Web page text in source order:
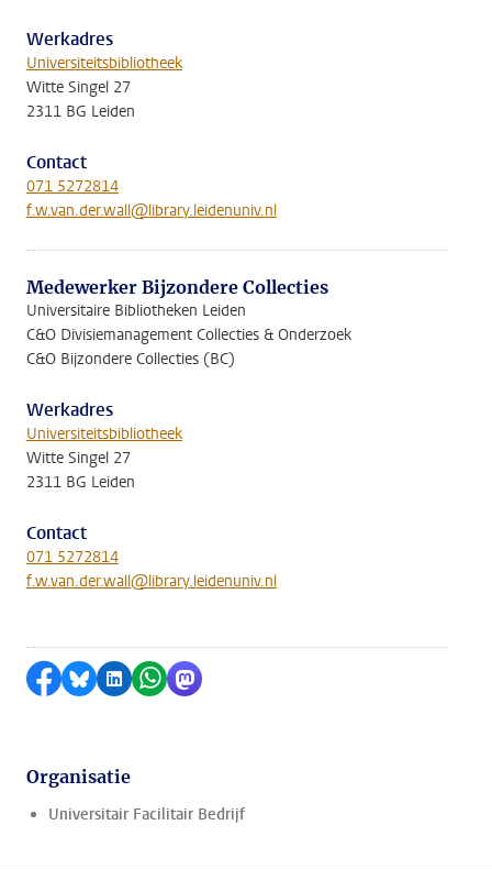
Werkadres
Universiteitsbibliotheek
Witte Singel 27
2311 BG Leiden
Contact
071 5272814
f.w.van.der.wall@library.leidenuniv.nl
Medewerker Bijzondere Collecties
Universitaire Bibliotheken Leiden
C&O Divisiemanagement Collecties & Onderzoek
C&O Bijzondere Collecties (BC)
Werkadres
Universiteitsbibliotheek
Witte Singel 27
2311 BG Leiden
Contact
071 5272814
f.w.van.der.wall@library.leidenuniv.nl
Delen op Facebook
Delen via Bluesky
Delen op LinkedIn
Delen via WhatsApp
Delen via Mastodon
Organisatie
Universitair Facilitair Bedrijf